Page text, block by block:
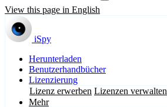
View this page in English
iSpy
Herunterladen
Benutzerhandbücher
Lizenzierung
Lizenz erwerben Lizenzen verwalten
Mehr